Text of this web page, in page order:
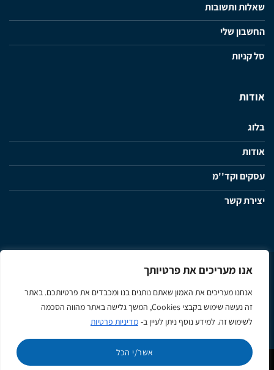
אנו מעריכים את פרטיותך
אנחנו מעריכים את האמון שאתם נותנים בנו ומכבדים את פרטיותכם. באתר
זה נעשה שימוש בקבצי Cookies, המשך גלישה באתר מהווה הסכמה
לשימוש זה. למידע נוסף ניתן לעיין ב- מדיניות פרטיות
אשר/י הכל
שאלות ותשובות
החשבון שלי
סל קניות
אודות
בלוג
אודות
עסקים וקד''מ
יצירת קשר
מדיניות פרטיות תנאי שימוש ותקנון האתר
Visa
MasterCard
Google
Pay
Apple
Pay